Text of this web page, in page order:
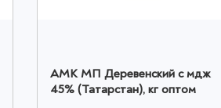
АМК МП Деревенский с мдж
45% (Татарстан), кг оптом